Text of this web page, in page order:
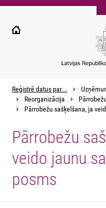
Pārlekt
galveno
Reģistrē datus par...
Reorganizācija
Pārrobežu sašķelšana, ja
Pārrobežu
veido jaunu
posms